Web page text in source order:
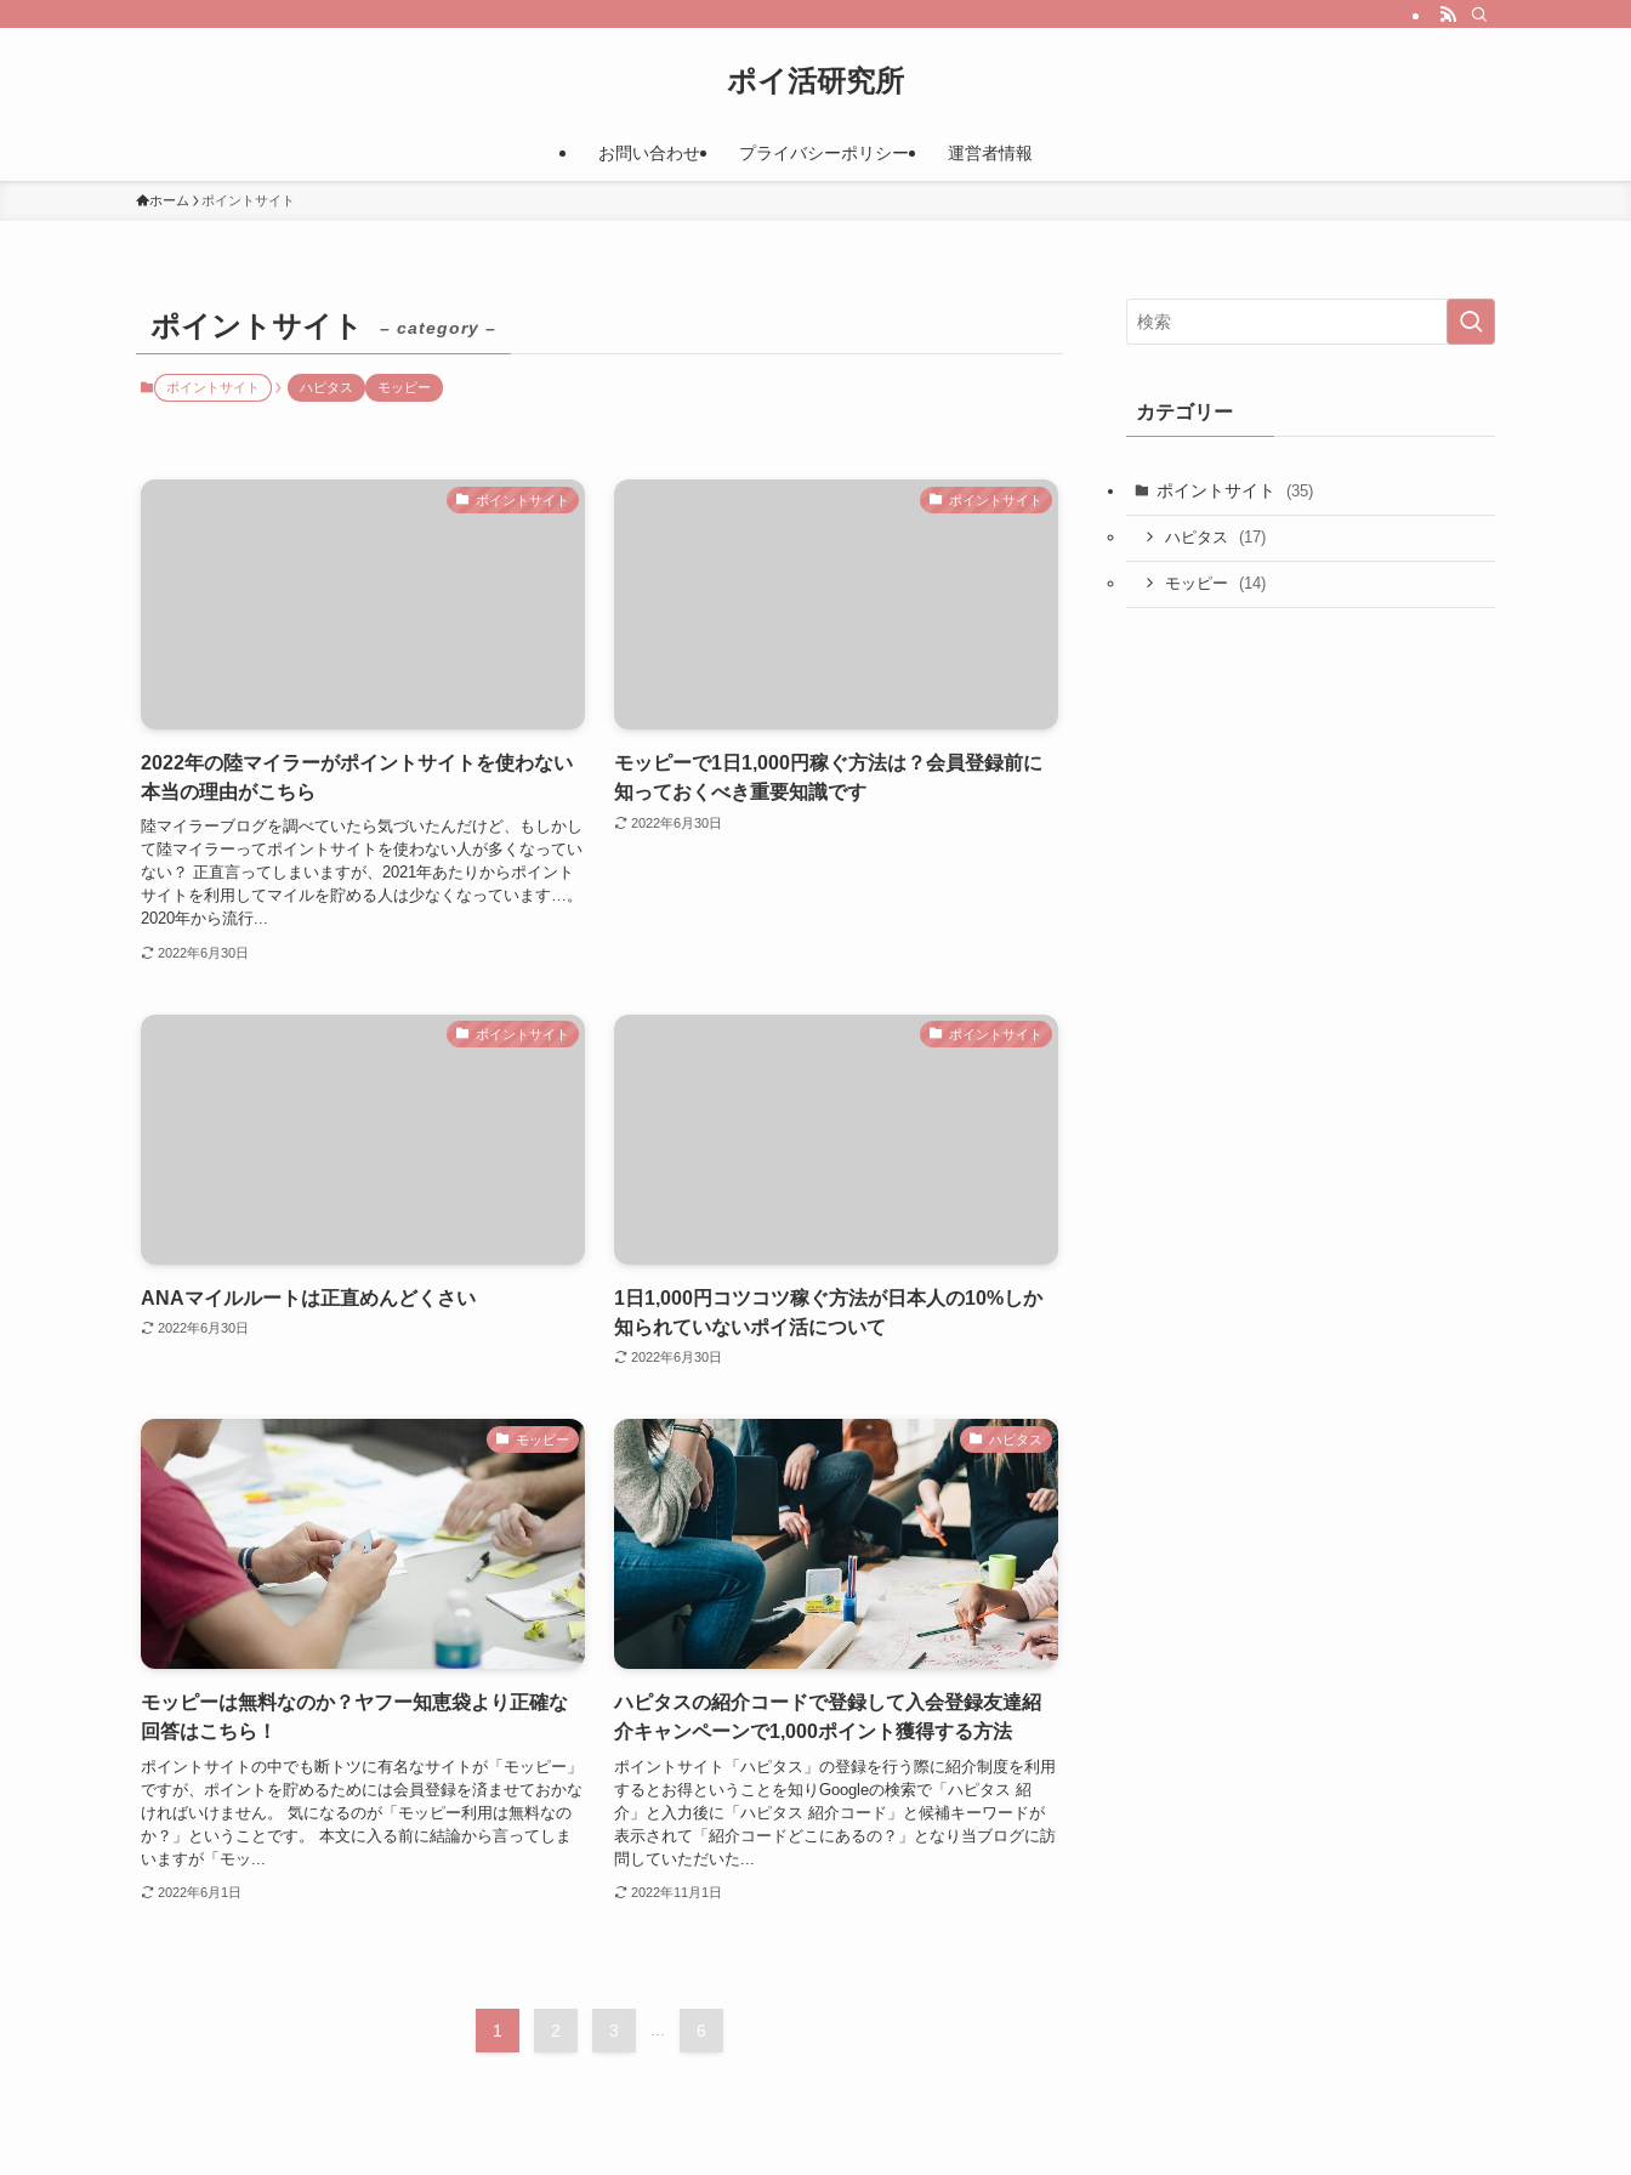
ポイ活研究所
お問い合わせ プライバシーポリシー 運営者情報
ホーム ポイントサイト
ポイントサイト – category –
ポイントサイト ハピタス モッピー
ポイントサイト
2022年の陸マイラーがポイントサイトを使わない
本当の理由がこちら
陸マイラーブログを調べていたら気づいたんだけど、もしかし
て陸マイラーってポイントサイトを使わない人が多くなってい
ない？ 正直言ってしまいますが、2021年あたりからポイント
サイトを利用してマイルを貯める人は少なくなっています…。
2020年から流行...
2022年6月30日
ポイントサイト
モッピーで1日1,000円稼ぐ方法は？会員登録前に
知っておくべき重要知識です
2022年6月30日
ポイントサイト
ANAマイルルートは正直めんどくさい
2022年6月30日
ポイントサイト
1日1,000円コツコツ稼ぐ方法が日本人の10%しか
知られていないポイ活について
2022年6月30日
モッピー
モッピーは無料なのか？ヤフー知恵袋より正確な
回答はこちら！
ポイントサイトの中でも断トツに有名なサイトが「モッピー」
ですが、ポイントを貯めるためには会員登録を済ませておかな
ければいけません。 気になるのが「モッピー利用は無料なの
か？」ということです。 本文に入る前に結論から言ってしま
いますが「モッ...
2022年6月1日
ハピタス
ハピタスの紹介コードで登録して入会登録友達紹
介キャンペーンで1,000ポイント獲得する方法
ポイントサイト「ハピタス」の登録を行う際に紹介制度を利用
するとお得ということを知りGoogleの検索で「ハピタス 紹
介」と入力後に「ハピタス 紹介コード」と候補キーワードが
表示されて「紹介コードどこにあるの？」となり当ブログに訪
問していただいた...
2022年11月1日
1 2 3 6
カテゴリー
ポイントサイト (35)
ハピタス (17)
モッピー (14)